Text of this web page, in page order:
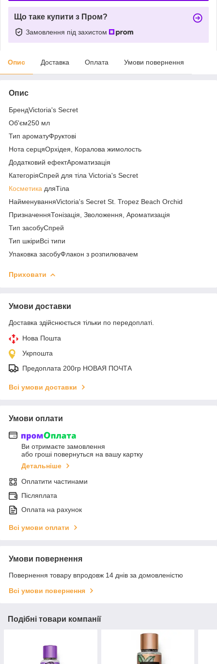
Що таке купити з Пром?
Замовлення під захистом
Опис Доставка Оплата Умови повернення
Опис
БрендVictoria's Secret
Об'єм250 мл
Тип ароматуФруктові
Нота серцяОрхідея, Коралова жимолость
Додатковий ефектАроматизація
КатегоріяСпрей для тіла Victoria's Secret
Косметика дляТіла
НайменуванняVictoria's Secret St. Tropez Beach Orchid
ПризначенняТонізація, Зволоження, Ароматизація
Тип засобуСпрей
Тип шкіриВсі типи
Упаковка засобуФлакон з розпилювачем
Приховати
Умови доставки
Доставка здійснюється тільки по передоплаті.
Нова Пошта
Укрпошта
Предоплата 200гр НОВАЯ ПОЧТА
Всі умови доставки
Умови оплати
Ви отримаєте замовлення
або гроші повернуться на вашу картку
Детальніше
Оплатити частинами
Післяплата
Оплата на рахунок
Всі умови оплати
Умови повернення
Повернення товару впродовж 14 днів за домовленістю
Всі умови повернення
Подібні товари компанії